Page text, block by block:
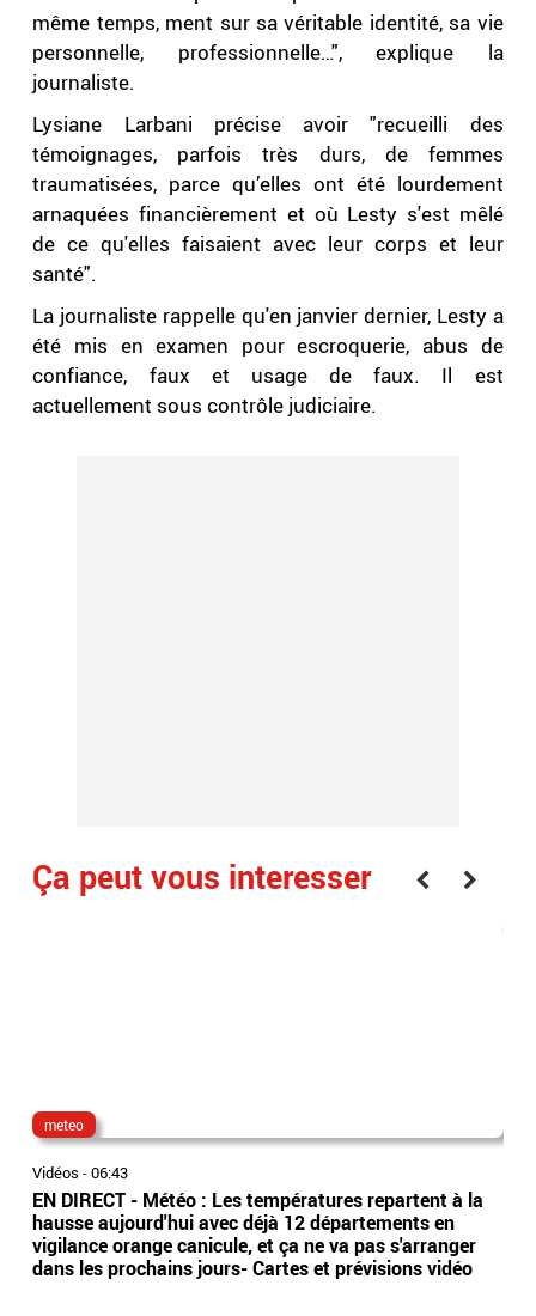
même temps, ment sur sa véritable identité, sa vie
personnelle, professionnelle…", explique la
journaliste.
Lysiane Larbani précise avoir "recueilli des
témoignages, parfois très durs, de femmes
traumatisées, parce qu’elles ont été lourdement
arnaquées financièrement et où Lesty s'est mêlé
de ce qu'elles faisaient avec leur corps et leur
santé".
La journaliste rappelle qu'en janvier dernier, Lesty a
été mis en examen pour escroquerie, abus de
confiance, faux et usage de faux. Il est
actuellement sous contrôle judiciaire.
Ça peut vous interesser
meteo
Vidéos -06:43
EN DIRECT - Météo : Les températures repartent à la
hausse aujourd'hui avec déjà 12 départements en
vigilance orange canicule, et ça ne va pas s'arranger
dans les prochains jours- Cartes et prévisions vidéo